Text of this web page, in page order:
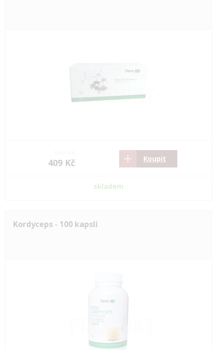
409 Kč Koupit
skladem
Kordyceps - 100 kapslí